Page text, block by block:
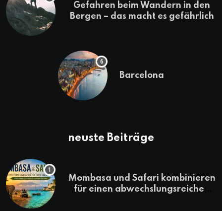
Gefahren beim Wandern in den
Bergen – das macht es gefährlich
Barcelona
neuste Beiträge
Mombasa und Safari kombinieren
für einen abwechslungsreichen